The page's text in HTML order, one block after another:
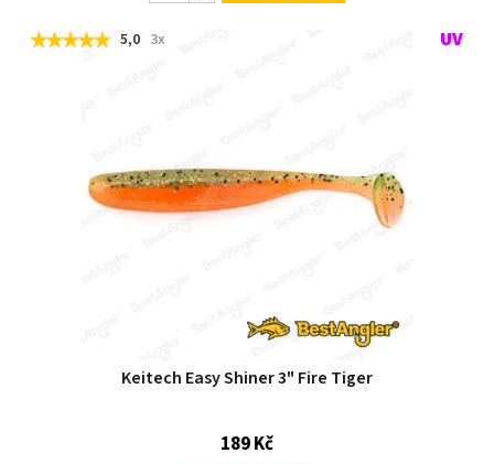
5,0 3x
Keitech Easy Shiner 3" Fire Tiger
189 Kč